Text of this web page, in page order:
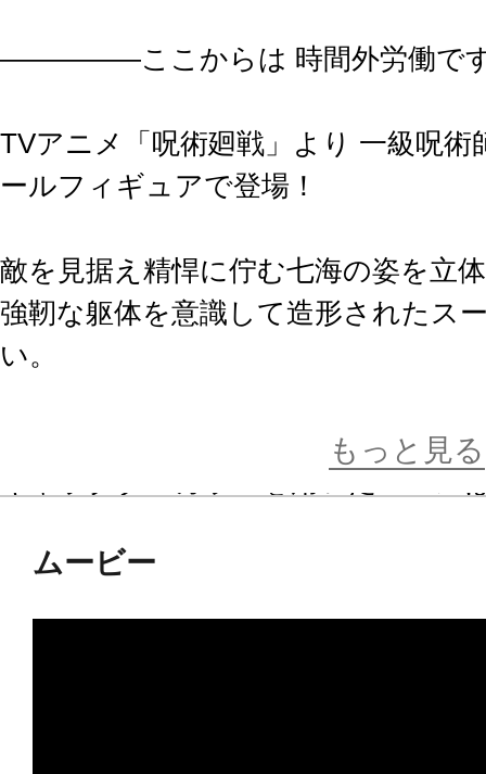
―――――ここからは 時間外労働で
TVアニメ「呪術廻戦」より 一級呪術
ールフィギュアで登場！
敵を見据え精悍に佇む七海の姿を立
強靭な躯体を意識して造形されたス
い。
もっと見る
ムービー